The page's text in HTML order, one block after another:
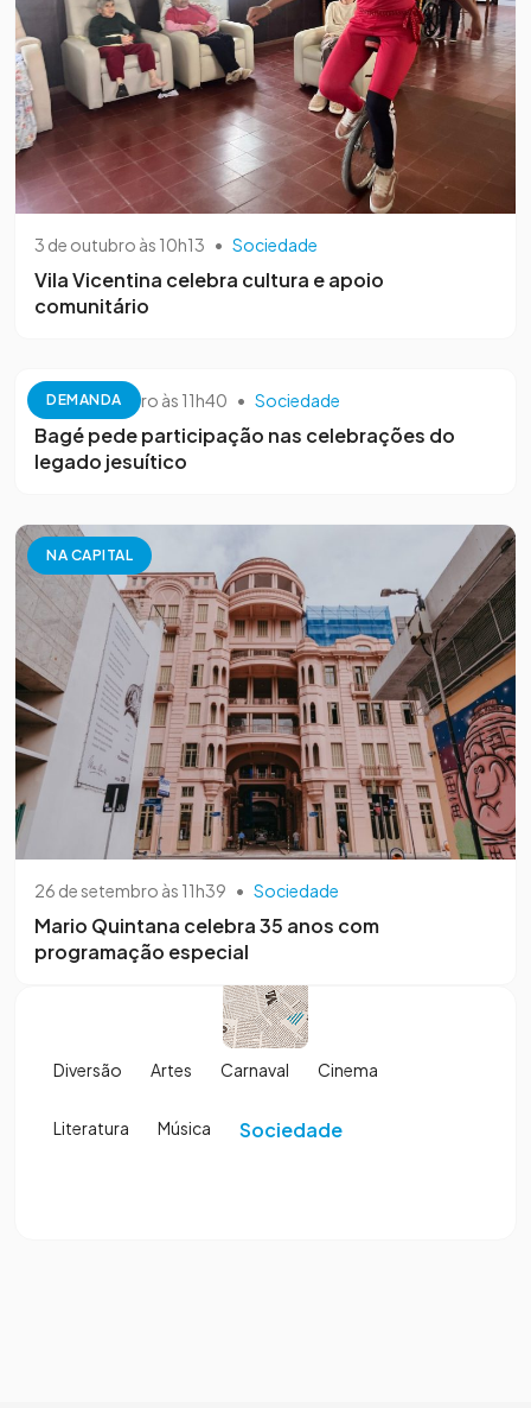
3 de outubro às 10h13 • Sociedade
Vila Vicentina celebra cultura e apoio
comunitário
DEMANDA
26 de setembro às 11h40 • Sociedade
Bagé pede participação nas celebrações do
legado jesuítico
NA CAPITAL
26 de setembro às 11h39 • Sociedade
Mario Quintana celebra 35 anos com
programação especial
Diversão Artes Carnaval Cinema
Literatura Música Sociedade